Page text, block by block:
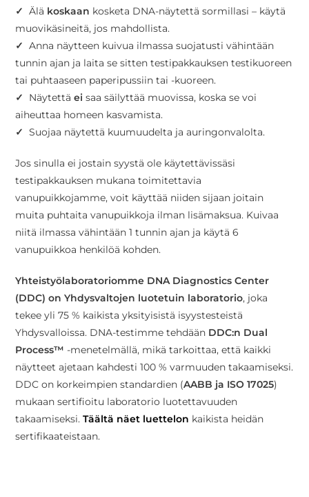
✓Älä koskaan kosketa DNA-näytettä sormillasi – käytä
muovikäsineitä, jos mahdollista.
✓Anna näytteen kuivua ilmassa suojatusti vähintään
tunnin ajan ja laita se sitten testipakkauksen testikuoreen
tai puhtaaseen paperipussiin tai -kuoreen.
✓ Näytettäei saa säilyttää muovissa, koska se voi
aiheuttaa homeen kasvamista.
✓Suojaa näytettä kuumuudelta ja auringonvalolta.
Jos sinulla ei jostain syystä ole käytettävissäsi
testipakkauksen mukana toimitettavia
vanupuikkojamme, voit käyttää niiden sijaan joitain
muita puhtaita vanupuikkoja ilman lisämaksua. Kuivaa
niitä ilmassa vähintään 1 tunnin ajan ja käytä 6
vanupuikkoa henkilöä kohden.
Yhteistyölaboratoriomme DNA Diagnostics Center
(DDC) on Yhdysvaltojen luotetuin laboratorio, joka
tekee yli 75 % kaikista yksityisistä isyystesteistä
Yhdysvalloissa. DNA-testimme tehdään DDC:n Dual
Process™ -menetelmällä, mikä tarkoittaa, että kaikki
näytteet ajetaan kahdesti 100 % varmuuden takaamiseksi.
DDC on korkeimpien standardien (AABB ja ISO 17025)
mukaan sertifioitu laboratorio luotettavuuden
takaamiseksi.Täältä näet luettelon kaikista heidän
sertifikaateistaan.